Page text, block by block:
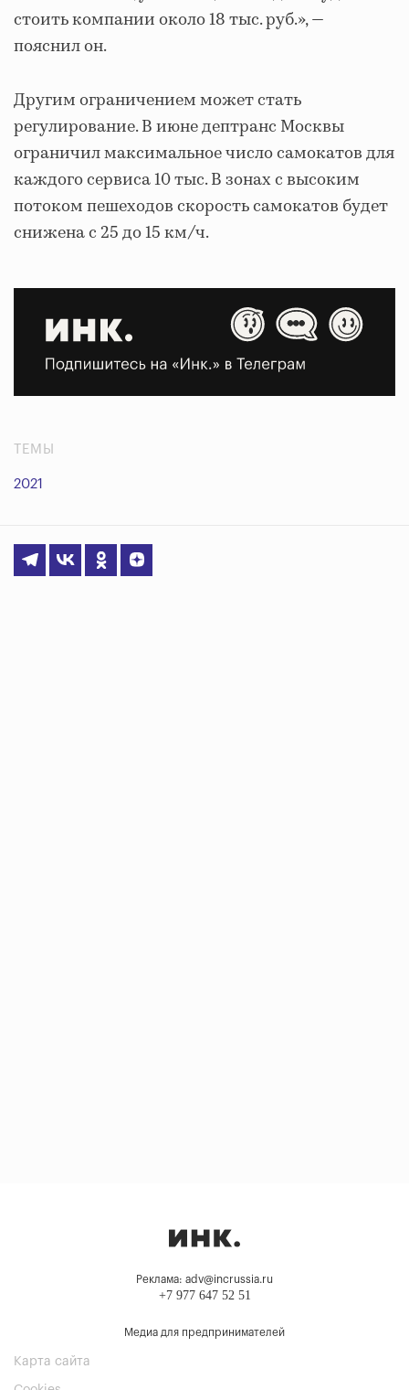
стоить компании около 18 тыс. руб.», —
пояснил он.
Другим ограничением может стать
регулирование. В июне дептранс Москвы
ограничил максимальное число самокатов для
каждого сервиса 10 тыс. В зонах с высоким
потоком пешеходов скорость самокатов будет
снижена с 25 до 15 км/ч.
ТЕМЫ
2021
Реклама: adv@incrussia.ru
+7 977 647 52 51
Медиа для предпринимателей
Карта сайта